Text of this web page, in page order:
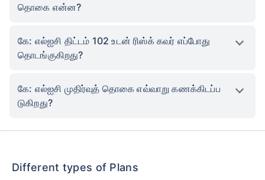
தொகை என்ன?
கே: எல்ஐசி திட்டம் 102 உடன் ரிஸ்க் கவர் எப்போது
தொடங்குகிறது?
கே: எல்ஐசி முதிர்வுத் தொகை எவ்வாறு கணக்கிடப்ப
டுகிறது?
Different types of Plans